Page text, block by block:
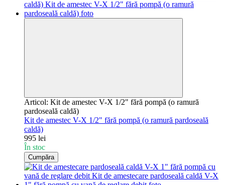
Articol: Kit de amestec V-X 1/2" fără pompă (o ramură
pardoseală caldă)
Kit de amestec V-X 1/2" fără pompă (o ramură pardoseală
caldă)
995 lei
În stoc
Cumpăra